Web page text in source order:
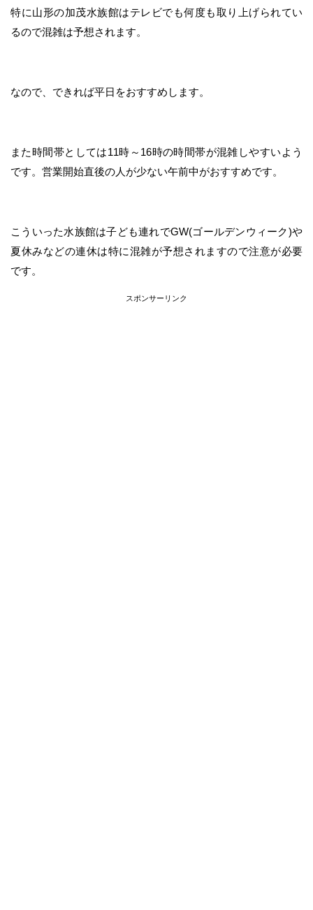
特に山形の加茂水族館はテレビでも何度も取り上げられてい
るので混雑は予想されます。
なので、できれば平日をおすすめします。
また時間帯としては11時～16時の時間帯が混雑しやすいよう
です。営業開始直後の人が少ない午前中がおすすめです。
こういった水族館は子ども連れでGW(ゴールデンウィーク)や
夏休みなどの連休は特に混雑が予想されますので注意が必要
です。
スポンサーリンク